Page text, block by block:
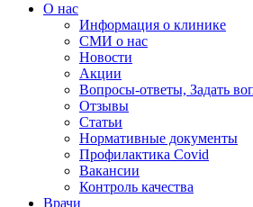
О нас
Информация о клинике
СМИ о нас
Новости
Акции
Вопросы-ответы, Задать
Отзывы
Статьи
Нормативные документы
Профилактика Covid
Вакансии
Контроль качества
Врачи